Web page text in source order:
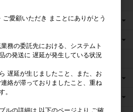
愛顧いただき まことにありがとう
務の委託先における、システムト
の発送に 遅延が発生している状況
遅延が生じましたこと、また、お
絡が滞っておりましたこと、重ね
。
の詳細は 以下のページより ご確